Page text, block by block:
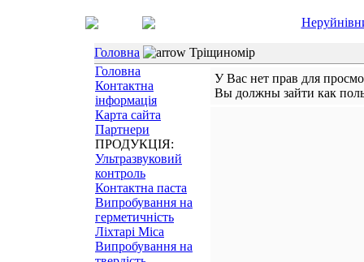
Головна
Тріщиномір
Головна
Контактна
інформація
Карта сайта
Партнери
ПРОДУКЦІЯ:
Ультразвуковий
контроль
Контактна паста
Випробування на
герметичність
Ліхтарі Mica
Випробування на
У Вас нет прав для
Вы должны зайти как